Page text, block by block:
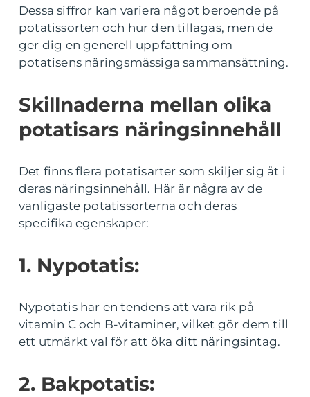
Dessa siffror kan variera något beroende på
potatissorten och hur den tillagas, men de
ger dig en generell uppfattning om
potatisens näringsmässiga sammansättning.
Skillnaderna mellan olika
potatisars näringsinnehåll
Det finns flera potatisarter som skiljer sig åt i
deras näringsinnehåll. Här är några av de
vanligaste potatissorterna och deras
specifika egenskaper:
1. Nypotatis:
Nypotatis har en tendens att vara rik på
vitamin C och B-vitaminer, vilket gör dem till
ett utmärkt val för att öka ditt näringsintag.
2. Bakpotatis: